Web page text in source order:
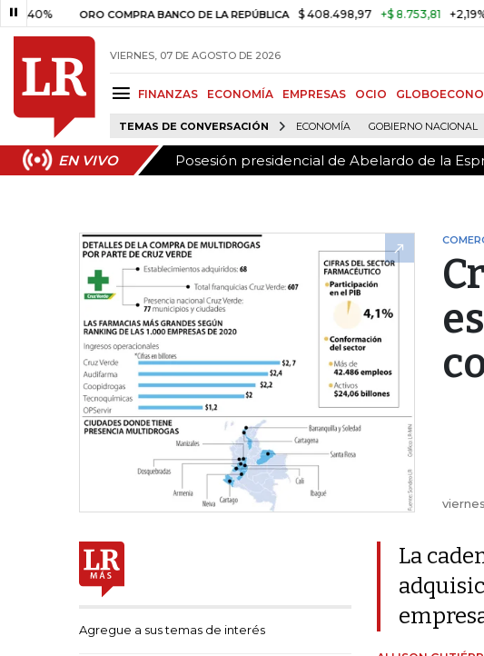
ORO COMPRA BANCO DE LA REPÚBLICA $ 408.498,97 +$ 8.753,81 +2,19%
VIERNES, 07 DE AGOSTO DE 2026
FINANZAS ECONOMÍA EMPRESAS OCIO
TEMAS DE CONVERSACIÓN ECONOMÍA GOBIERNO NACIONAL
EN VIVO Posesión presidencial de Abelardo de la
EN VIVO Posesión presidencial de Abelardo de la
Agregue a sus temas de interés
La